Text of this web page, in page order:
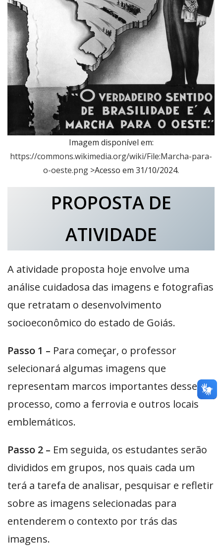
Imagem disponível em:
https://commons.wikimedia.org/wiki/File:Marcha-para-
o-oeste.png >Acesso em 31/10/2024.
PROPOSTA DE
ATIVIDADE
A atividade proposta hoje envolve uma
análise cuidadosa das imagens e fotografias
que retratam o desenvolvimento
socioeconômico do estado de Goiás.
Passo 1 – Para começar, o professor
selecionará algumas imagens que
representam marcos importantes desse
processo, como a ferrovia e outros locais
emblemáticos.
Passo 2 – Em seguida, os estudantes serão
divididos em grupos, nos quais cada um
terá a tarefa de analisar, pesquisar e refletir
sobre as imagens selecionadas para
entenderem o contexto por trás das
imagens.